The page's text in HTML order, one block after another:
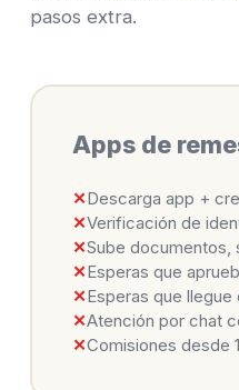
pasos extra.
Apps de
✕ Descarga app +
✕Verificación de
✕Sube documentos,
✕ Esperas que
✕ Esperas que
✕Atención por chat
✕Comisiones desde